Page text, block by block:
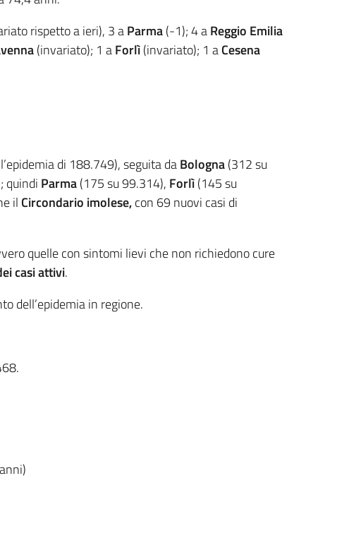
rispetto a ieri), 3 aParma(-1); 4 aReggio Emilia
(invariato); 1 aForlì(invariato); 1 aCesena
di 188.749), seguita daBologna(312 su
quindi Parma(175 su 99.314), Forlì(145 su
il Circondario imolese,con 69 nuovi casi di
quelle con sintomi lievi che non richiedono cure
casi attivi.
dell’epidemia in regione.